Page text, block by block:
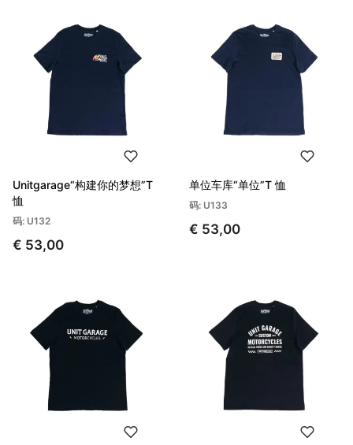
Unitgarage“构建你的梦想”T
恤
码: U132
€ 53,00
单位车库“单位”T 恤
码: U133
€ 53,00